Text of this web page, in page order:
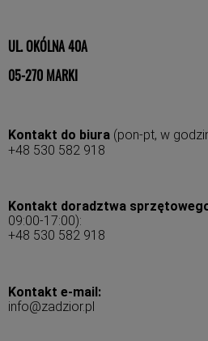
UL. OKÓLNA 40A
05-270 MARKI
Kontakt do biura (pon-pt, w
+48 530 582 918
Kontakt doradztwa
09:00-17:00):
+48 530 582 918
Kontakt e-mail:
info@zadzior.pl